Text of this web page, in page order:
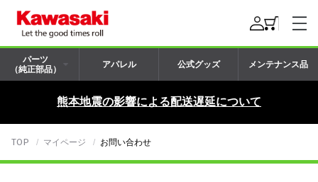
パーツ
（純正部品）
アパレル 公式グッズ メンテナンス品
熊本地震の影響による配送遅延について
TOP マイページ お問い合わせ